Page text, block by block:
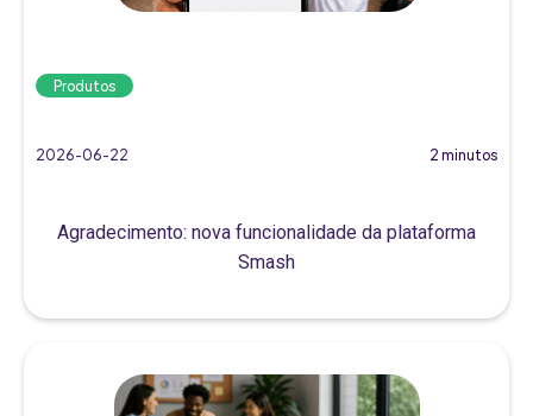
Produtos
2026-06-22 2 minutos
Agradecimento: nova funcionalidade da plataforma
Smash